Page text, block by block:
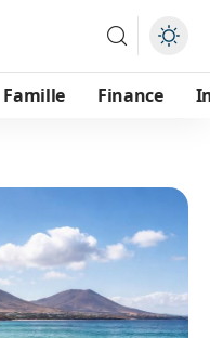
Famille Finance